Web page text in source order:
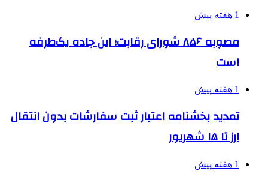
1 هفته پیش
مصوبه ۸۵۶ شورای رقابت؛ این جاده یک‌طرفه
است
1 هفته پیش
تمدید بخشنامه اعتبار ثبت سفارشات بدون انتقال
ارز تا ۱۵ شهریور
1 هفته پیش